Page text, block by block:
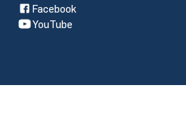
Facebook
YouTube